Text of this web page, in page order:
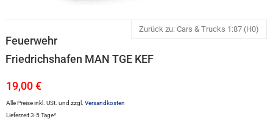
Zurück zu: Cars & Trucks 1:87 (H0)
Feuerwehr
Friedrichshafen MAN TGE KEF
19,00 €
Alle Preise inkl. USt. und zzgl. Versandkosten
Lieferzeit 3-5 Tage*